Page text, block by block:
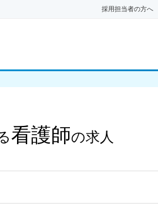
採用担当者の方へ
看護師の求人